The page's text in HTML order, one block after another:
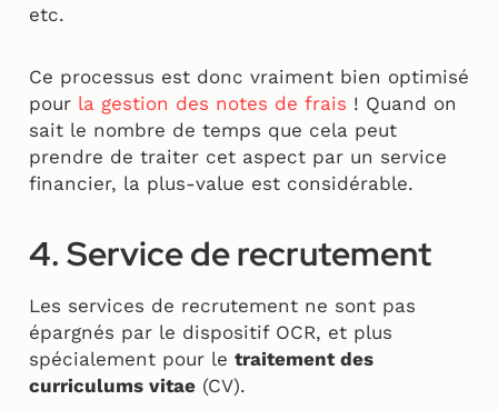
etc.
Ce processus est donc vraiment bien optimisé
pour la gestion des notes de frais ! Quand on
sait le nombre de temps que cela peut
prendre de traiter cet aspect par un service
financier, la plus-value est considérable.
4. Service de recrutement
Les services de recrutement ne sont pas
épargnés par le dispositif OCR, et plus
spécialement pour le traitement des
curriculums vitae (CV).